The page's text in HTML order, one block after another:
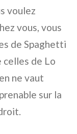
voulez
vous, vous
de Spaghetti
celles de Lo
ne vaut
sur la